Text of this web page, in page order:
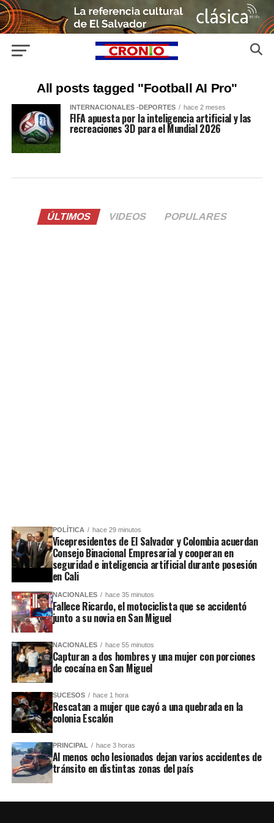
All posts tagged "Football AI Pro"
INTERNACIONALES -DEPORTES hace 2 meses
FIFA apuesta por la inteligencia artificial y las
recreaciones 3D para el Mundial 2026
ÚLTIMOS VIDEOS POPULARES
POLÍTICA hace 29 minutos
Vicepresidentes de El Salvador y Colombia acuerdan
Consejo Binacional Empresarial y cooperan en
seguridad e inteligencia artificial durante posesión
en Cali
NACIONALES hace 35 minutos
Fallece Ricardo, el motociclista que se accidentó
junto a su novia en San Miguel
NACIONALES hace 55 minutos
Capturan a dos hombres y una mujer con porciones
de cocaína en San Miguel
SUCESOS hace 1 hora
Rescatan a mujer que cayó a una quebrada en la
colonia Escalón
PRINCIPAL hace 3 horas
Al menos ocho lesionados dejan varios accidentes de
tránsito en distintas zonas del país